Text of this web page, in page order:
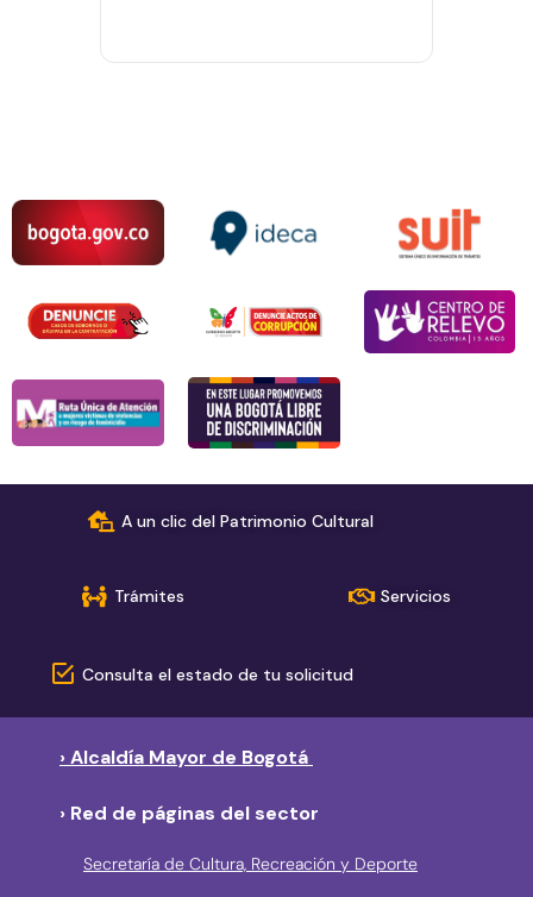
A un clic del Patrimonio Cultural
Trámites Servicios
Consulta el estado de tu solicitud
› Alcaldía Mayor de Bogotá
› Red de páginas del sector
Secretaría de Cultura, Recreación y Deporte